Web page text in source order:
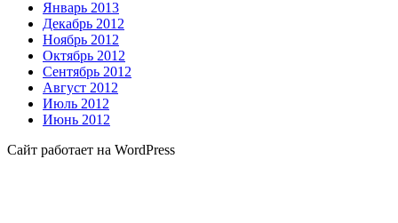
Январь 2013
Декабрь 2012
Ноябрь 2012
Октябрь 2012
Сентябрь 2012
Август 2012
Июль 2012
Июнь 2012
Сайт работает на WordPress